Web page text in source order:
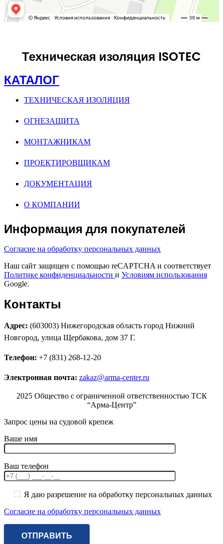
Техническая изоляция ISOTEC
КАТАЛОГ
ТЕХНИЧЕСКАЯ ИЗОЛЯЦИЯ
ОГНЕЗАЩИТА
МОНТАЖНИКАМ
ПРОЕКТИРОВЩИКАМ
ДОКУМЕНТАЦИЯ
О КОМПАНИИ
Информация для покупателей
Согласие на обработку персональных данных
Наш сайт защищен с помощью reCAPTCHA и соответствует
Политике конфиденциальности и Условиям использования
Google.
Контакты
Адрес: (603003) Нижегородская область город Нижний
Новгород, улица Щербакова, дом 37 Г.
Телефон: +7 (831) 268-12-20
Электронная почта: zakaz@arma-center.ru
2025 Общество с ограниченной ответственностью ТСК
“Арма-Центр”
Запрос цены на судовой крепеж
Ваше имя
Ваш телефон
Я даю разрешение на обработку персональных данных
Согласие на обработку персональных данных